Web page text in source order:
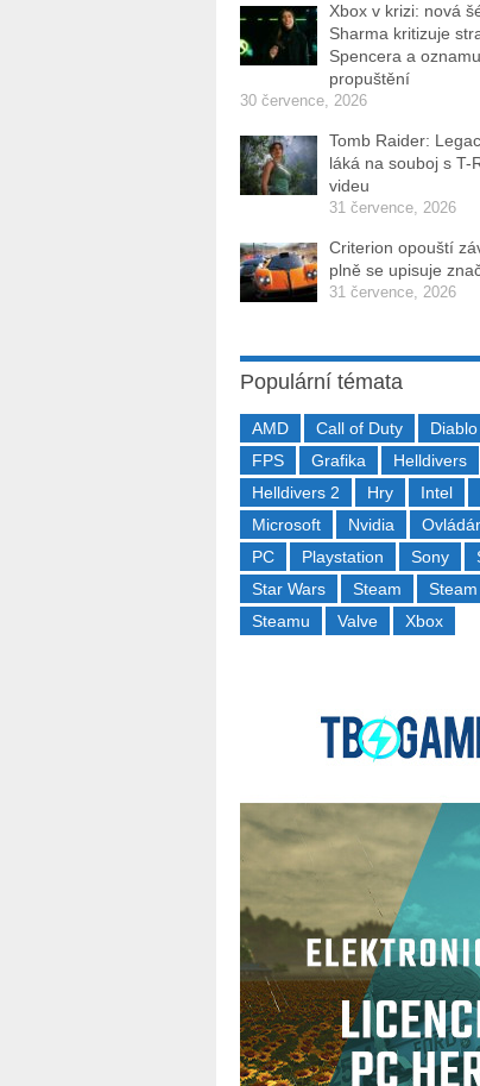
Xbox v krizi: nová
Sharma kritizuje
Spencera a
propuštění
30 července, 2026
Tomb Raider:
láká na souboj s T-
videu
31 července, 2026
Criterion opouští
plně se upisuje
31 července, 2026
Populární témata
AMD Call of Duty
FPS
Grafika
Helldivers
Helldivers 2
Hry Intel
Microsoft
Nvidia
PC
Playstation Sony
Star Wars
Steam
Steamu
Valve Xbox